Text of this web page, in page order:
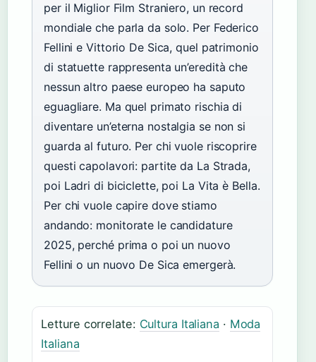
per il Miglior Film Straniero, un record
mondiale che parla da solo. Per Federico
Fellini e Vittorio De Sica, quel patrimonio
di statuette rappresenta un’eredità che
nessun altro paese europeo ha saputo
eguagliare. Ma quel primato rischia di
diventare un’eterna nostalgia se non si
guarda al futuro. Per chi vuole riscoprire
questi capolavori: partite da La Strada,
poi Ladri di biciclette, poi La Vita è Bella.
Per chi vuole capire dove stiamo
andando: monitorate le candidature
2025, perché prima o poi un nuovo
Fellini o un nuovo De Sica emergerà.
Letture correlate: Cultura Italiana · Moda
Italiana